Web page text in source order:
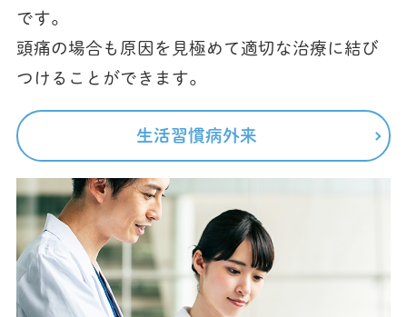
です。
頭痛の場合も原因を見極めて適切な治療に結び
つけることができます。
生活習慣病外来